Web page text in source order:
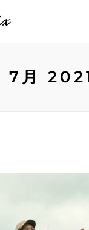
7月